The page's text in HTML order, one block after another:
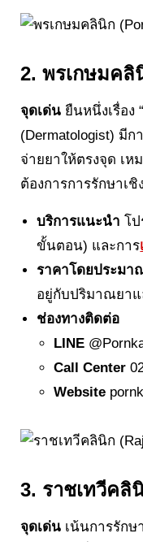
2. พรเกษมคลิ
จุดเด่น ยืนหนึ่งเรื่อง
(Dermatologist) มีก
จ่ายยาให้ตรงจุด เห
ต้องการการรักษาเ
บริการแนะนำ โ
ขั้นตอน) และการ
ราคาโดยประมา
อยู่กับปริมาณยาแ
ช่องทางติดต่อ
LINE
Call Center
Website
3. ราชเทวีคลิ
จุดเด่น เน้นการรัก